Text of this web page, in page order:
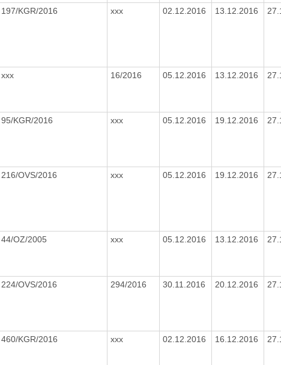
197/KGR/2016 xxx 02.12.2016 13.12.2016
xxx 16/2016 05.12.2016 13.12.2016
95/KGR/2016 xxx 05.12.2016 19.12.2016
216/OVS/2016 xxx 05.12.2016 19.12.2016
44/OZ/2005 xxx 05.12.2016 13.12.2016
224/OVS/2016 294/2016 30.11.2016 20.12.2016
460/KGR/2016 xxx 02.12.2016 16.12.2016